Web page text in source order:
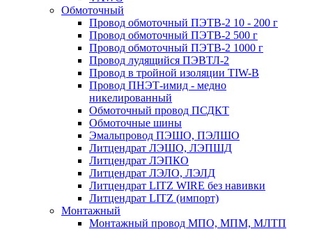
Обмоточный
Провод обмоточный ПЭТВ-2 10 - 200 г
Провод обмоточный ПЭТВ-2 500 г
Провод обмоточный ПЭТВ-2 1000 г
Провод лудящийся ПЭВТЛ-2
Провод в тройной изоляции TIW-B
Провод ПНЭТ-имид - медно
никелированный
Обмоточный провод ПСДКТ
Обмоточные шины
Эмальпровод ПЭШО, ПЭЛШО
Литцендрат ЛЭШО, ЛЭПШД
Литцендрат ЛЭПКО
Литцендрат ЛЭЛО, ЛЭЛД
Литцендрат LITZ WIRE без навивки
Литцендрат LITZ (импорт)
Монтажный
Монтажный провод МПО, МПМ, МЛТП